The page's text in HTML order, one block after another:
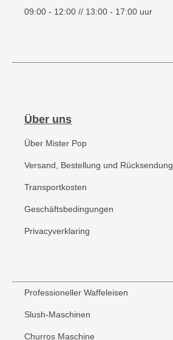
09:00 - 12:00 // 13:00 - 17:00 uur
Über uns
Über Mister Pop
Versand, Bestellung und Rücksendung
Transportkosten
Geschäftsbedingungen
Privacyverklaring
Professioneller Waffeleisen
Slush-Maschinen
Churros Maschine